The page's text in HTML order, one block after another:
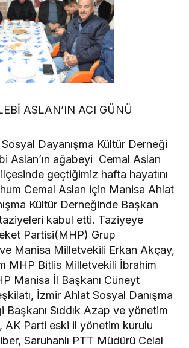
ASLAN’IN ACI GÜNÜ
Dayanışma Kültür Derneği
Aslan’ın ağabeyi Cemal Aslan
geçtiğimiz hafta hayatını
Cemal Aslan için Manisa Ahlat
Kültür Derneğinde Başkan
kabul etti. Taziyeye
Partisi(MHP) Grup
Manisa Milletvekili Erkan Akçay,
MHP Bitlis Milletvekili İbrahim
Manisa İl Başkanı Cüneyt
İzmir Ahlat Sosyal Danışma
Başkanı Sıddık Azap ve yönetim
AK Parti eski il yönetim kurulu
Saruhanlı PTT Müdürü Celal